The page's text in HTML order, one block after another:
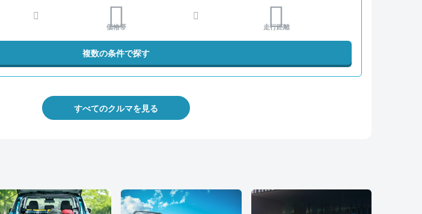
価格帯 走行距離
複数の条件で探す
すべてのクルマを見る